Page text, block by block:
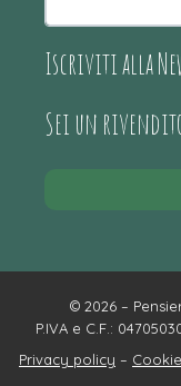
Iscriviti alla
Sei un
© 2026 –
P.IVA e C.F.:
Privacy policy –